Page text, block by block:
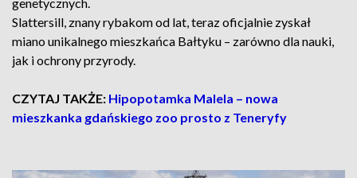
Slattersill, znany rybakom od lat, teraz oficjalnie zyskał
miano unikalnego mieszkańca Bałtyku – zarówno dla nauki,
jak i ochrony przyrody.
CZYTAJ TAKŻE: Hipopotamka Malela – nowa
mieszkanka gdańskiego zoo prosto z Teneryfy